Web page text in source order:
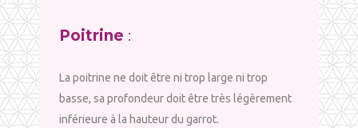
Poitrine :
La poitrine ne doit être ni trop large ni trop
basse, sa profondeur doit être très légèrement
inférieure à la hauteur du garrot.